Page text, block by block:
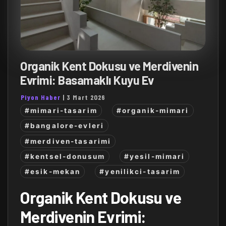
Organik Kent Dokusu ve Merdivenin
Evrimi: Basamaklı Kuyu Ev
Piyon Haber | 3 Mart 2026
#mimari-tasarim
#organik-mimari
#bangalore-evleri
#merdiven-tasarimi
#kentsel-donusum
#yesil-mimari
#esik-mekan
#yenilikci-tasarim
Organik Kent Dokusu ve
Merdivenin Evrimi: